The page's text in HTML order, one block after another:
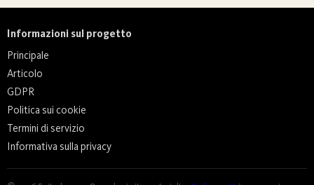
Informazioni sul progetto
Principale
Articolo
GDPR
Politica sui cookie
Termini di servizio
Informativa sulla privacy